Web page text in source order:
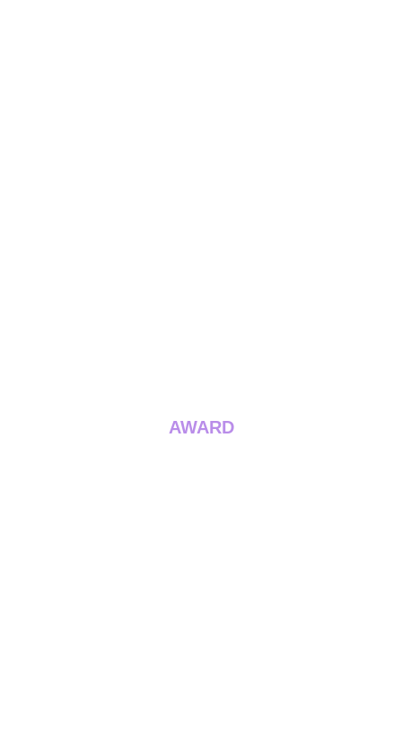
AWARD